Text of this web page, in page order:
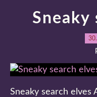
Sneaky
Sneaky search elves